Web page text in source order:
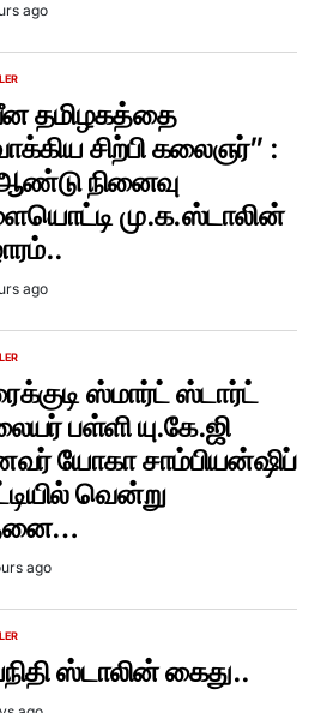
ago
தமிழகத்தை
சிற்பி கலைஞர்” :
நினைவு
மு.க.ஸ்டாலின்
ago
ஸ்மார்ட் ஸ்டார்ட்
பள்ளி யு.கே.ஜி
யோகா சாம்பியன்ஷிப்
வென்று
ago
ஸ்டாலின் கைது..